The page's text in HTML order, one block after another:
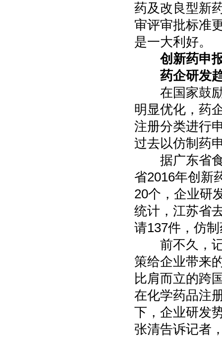
药及改良型新
审评审批标准
是一大利好。
创新药申
药企研发趋
在国家鼓励
明显优化，药
注册分类进行
过去以仿制药
据广东省食
省2016年创新
20个，企业研
统计，江苏省
请137件，仿
前不久，记
策给企业带来
比肩而立的跨
在化学药品注
下，企业研发
张清告诉记者